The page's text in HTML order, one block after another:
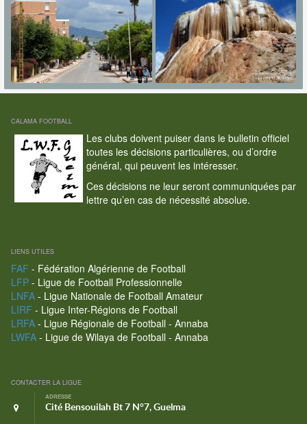
CALAMA FOOTBALL
Les clubs doivent puiser dans le bulletin officiel
toutes les décisions particulières, ou d’ordre
général, qui peuvent les intéresser.
Ces décisions ne leur seront communiquées par
lettre qu’en cas de nécessité absolue.
LIENS UTILES
FAF - Fédération Algérienne de Football
LFP- Ligue de Football Professionnelle
LNFA- Ligue Nationale de Football Amateur
LIRF - Ligue Inter-Régions de Football
LRFA- Ligue Régionale de Football - Annaba
LWFA- Ligue de Wilaya de Football - Annaba
CONTACTER LA LIGUE
ADRESSE
Cité Bensouilah Bt 7 N°7, Guelma